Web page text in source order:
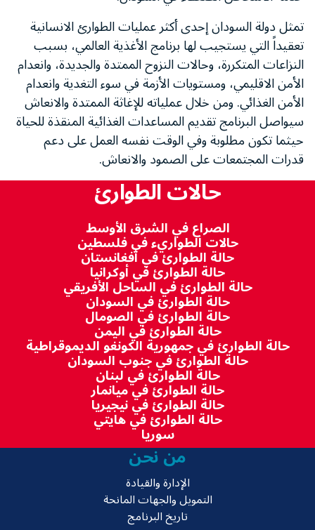
تمثل دولة السودان إحدى أكثر عمليات الطوارئ الانسانية
تعقيداً التي يستجيب لها برنامج الأغذية العالمي، بسبب
النزاعات المتكررة، وحالات النزوح الممتدة والجديدة، وانعدام
الأمن الاقليمي، ومستويات الأزمة في سوء التغدية وانعدام
الأمن الغذائي. ومن خلال عملياته للإغاثة الممتدة والانعاش
سيواصل البرنامج تقديم المساعدات الغذائية المنقذة للحياة
حيثما تكون مطلوبة وفي الوقت نفسه العمل على دعم
قدرات المجتمعات على الصمود والانعاش.
حالات الطوارئ
الصراع في الشرق الأوسط
حالات الطواريء في فلسطين
حالة الطوارئ في أفغانستان
حالة الطوارئ في أوكرانيا
حالة الطوارئ في الساحل الأفريقي
حالة الطوارئ في السودان
حالة الطوارئ في الصومال
حالة الطوارئ في اليمن
حالة الطوارئ في جمهورية الكونغو الديموقراطية
حالة الطوارئ في جنوب السودان
حالة الطوارئ في لبنان
حالة الطوارئ في ميانمار
حالة الطوارئ في نيجيريا
حالة الطوارئ في هايتي
سوريا
من نحن
الإدارة والقيادة
التمويل والجهات المانحة
تاريخ البرنامج